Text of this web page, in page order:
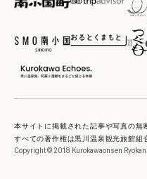
本サイトに掲載された記事や写真の無
すべての著作権は黒川温泉観光旅館組
Copyright © 2018 Kurokawaonsen